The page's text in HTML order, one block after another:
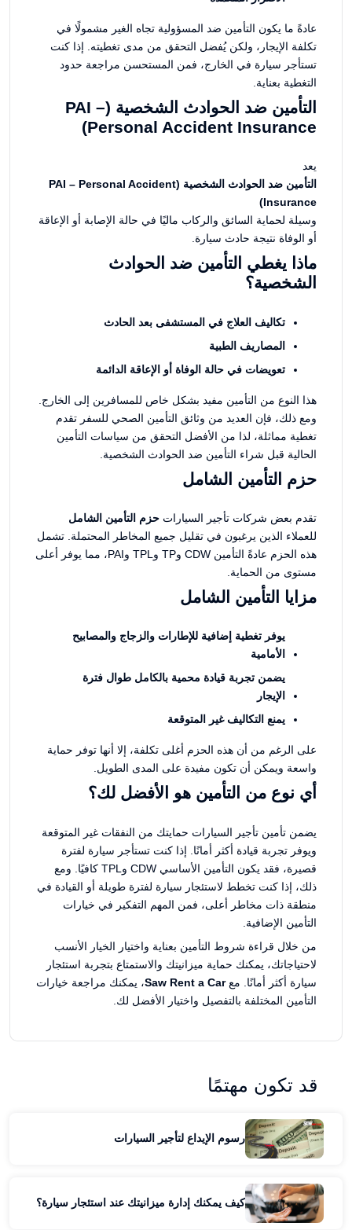
عادةً ما يكون التأمين ضد المسؤولية تجاه الغير مشمولًا في
تكلفة الإيجار، ولكن يُفضل التحقق من مدى تغطيته. إذا كنت
تستأجر سيارة في الخارج، فمن المستحسن مراجعة حدود
التغطية بعناية.
التأمين ضد الحوادث الشخصية (PAI –
Personal Accident Insurance)
يعد
التأمين ضد الحوادث الشخصية (PAI – Personal Accident
Insurance)
وسيلة لحماية السائق والركاب ماليًا في حالة الإصابة أو الإعاقة
أو الوفاة نتيجة حادث سيارة.
ماذا يغطي التأمين ضد الحوادث
الشخصية؟
تكاليف العلاج في المستشفى بعد الحادث
المصاريف الطبية
تعويضات في حالة الوفاة أو الإعاقة الدائمة
هذا النوع من التأمين مفيد بشكل خاص للمسافرين إلى الخارج.
ومع ذلك، فإن العديد من وثائق التأمين الصحي للسفر تقدم
تغطية مماثلة، لذا من الأفضل التحقق من سياسات التأمين
الحالية قبل شراء التأمين ضد الحوادث الشخصية.
حزم التأمين الشامل
تقدم بعض شركات تأجير السيارات حزم التأمين الشامل
للعملاء الذين يرغبون في تقليل جميع المخاطر المحتملة. تشمل
هذه الحزم عادةً التأمين CDW وTP وTPL وPAI، مما يوفر أعلى
مستوى من الحماية.
مزايا التأمين الشامل
يوفر تغطية إضافية للإطارات والزجاج والمصابيح
الأمامية
يضمن تجربة قيادة محمية بالكامل طوال فترة
الإيجار
يمنع التكاليف غير المتوقعة
على الرغم من أن هذه الحزم أغلى تكلفة، إلا أنها توفر حماية
واسعة ويمكن أن تكون مفيدة على المدى الطويل.
أي نوع من التأمين هو الأفضل لك؟
يضمن تأمين تأجير السيارات حمايتك من النفقات غير المتوقعة
ويوفر تجربة قيادة أكثر أمانًا. إذا كنت تستأجر سيارة لفترة
قصيرة، فقد يكون التأمين الأساسي CDW وTPL كافيًا. ومع
ذلك، إذا كنت تخطط لاستئجار سيارة لفترة طويلة أو القيادة في
منطقة ذات مخاطر أعلى، فمن المهم التفكير في خيارات
التأمين الإضافية.
من خلال قراءة شروط التأمين بعناية واختيار الخيار الأنسب
لاحتياجاتك، يمكنك حماية ميزانيتك والاستمتاع بتجربة استئجار
سيارة أكثر أمانًا. معSaw Rent a Car، يمكنك مراجعة خيارات
التأمين المختلفة بالتفصيل واختيار الأفضل لك.
قد تكون مهتمًا
رسوم الإيداع لتأجير السيارات
كيف يمكنك إدارة ميزانيتك عند استئجار سيارة؟